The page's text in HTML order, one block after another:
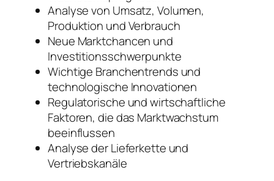
Analyse von Umsatz, Volumen,
Produktion und Verbrauch
Neue Marktchancen und
Investitionsschwerpunkte
Wichtige Branchentrends und
technologische Innovationen
Regulatorische und wirtschaftliche
Faktoren, die das Marktwachstum
beeinflussen
Analyse der Lieferkette und
Vertriebskanäle